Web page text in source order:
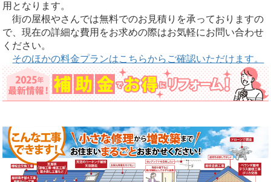
用となります。
街の屋根やさんでは無料でのお見積りを承っておりますの
で、現在の詳細な費用をお求めの際はお気軽にお問い合わせ
ください。
そのほかの料金プランはこちらからご確認いただけます。